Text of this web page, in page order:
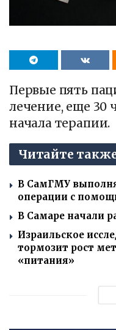
Первые пять
лечение, еще 30
начала терапии.
Читайте
В СамГМУ
операции с
В Самаре начали
Израильское
тормозит рост
«питания»